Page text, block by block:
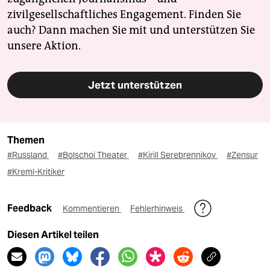
zivilgesellschaftliches Engagement. Finden Sie
auch? Dann machen Sie mit und unterstützen Sie
unsere Aktion.
Jetzt unterstützen
Themen
#Russland #Bolschoi Theater #Kirill Serebrennikov
#Zensur
#Kreml-Kritiker
Feedback Kommentieren Fehlerhinweis
Diesen Artikel teilen